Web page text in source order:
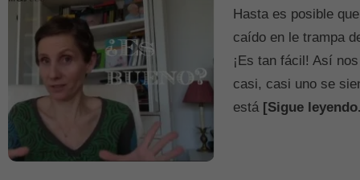
Hasta es posible
caído en le trampa
¡Es tan fácil! Así
casi, casi uno se
está [Sigue